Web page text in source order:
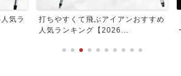
飛ぶアイアンおすすめ
グ【2026...
【スピン系ツアータイ
ールおすすめ人気ラン